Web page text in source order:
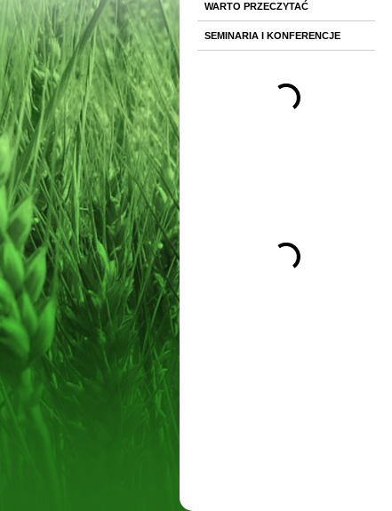
WARTO PRZECZYTAĆ
SEMINARIA I KONFERENCJE